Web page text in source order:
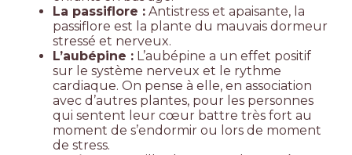
La passiflore :Antistress et apaisante, la
passiflore est la plante du mauvais dormeur
stressé et nerveux.
L’aubépine :L’aubépine a un effet positif
sur le système nerveux et le rythme
cardiaque. On pense à elle, en association
avec d’autres plantes, pour les personnes
qui sentent leur cœur battre très fort au
moment de s’endormir ou lors de moment
de stress.